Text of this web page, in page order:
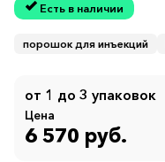
Есть в наличии
порошок для инъекций
от 1 до 3 упаковок
Цена
6 570 руб.